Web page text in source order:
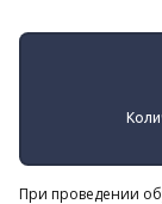
При проведении